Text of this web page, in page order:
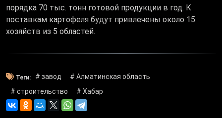
порядка 70 тыс. тонн готовой продукции в год. К
поставкам картофеля будут привлечены около 15
хозяйств из 5 областей.
Теги: # завод
# Алматинская область
# строительство
# Хабар